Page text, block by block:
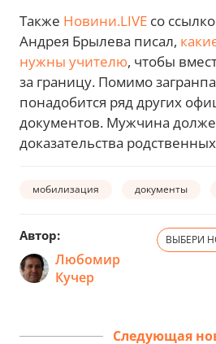
Также Новини.LIVE со
Андрея Брылева писал,
нужны учителю, чтобы
за границу. Помимо
понадобится ряд других
документов. Мужчина
доказательства
мобилизация документы
Автор:
Любомир
Кучер
ВЫБЕРИ
Следующая